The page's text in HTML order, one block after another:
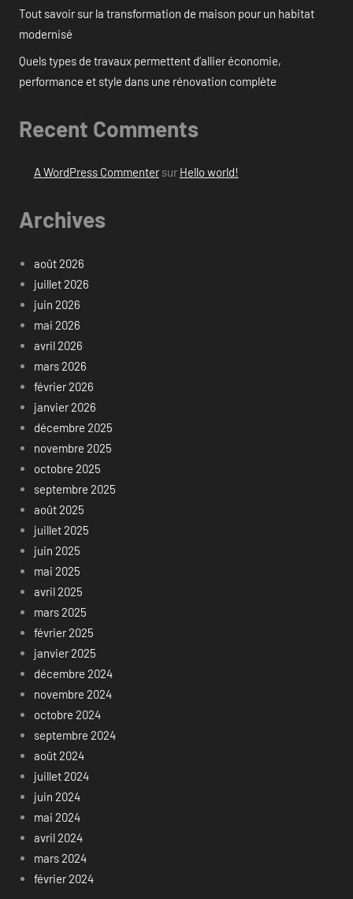
Tout savoir sur la transformation de maison pour un habitat
modernisé
Quels types de travaux permettent d’allier économie,
performance et style dans une rénovation complète
Recent Comments
A WordPress Commentersur Hello world!
Archives
août 2026
juillet 2026
juin 2026
mai 2026
avril 2026
mars 2026
février 2026
janvier 2026
décembre 2025
novembre 2025
octobre 2025
septembre 2025
août 2025
juillet 2025
juin 2025
mai 2025
avril 2025
mars 2025
février 2025
janvier 2025
décembre 2024
novembre 2024
octobre 2024
septembre 2024
août 2024
juillet 2024
juin 2024
mai 2024
avril 2024
mars 2024
février 2024